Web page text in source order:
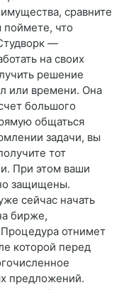
сравните
что
—
на своих
решение
или времени. Она
большого
общаться
задачи, вы
тот
При этом ваши
защищены.
сейчас начать
бирже,
отнимет
которой перед
предложений.